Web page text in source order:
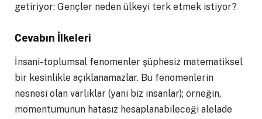
getiriyor: Gençler neden ülkeyi terk etmek istiyor?
Cevabın İlkeleri
İnsani-toplumsal fenomenler şüphesiz matematiksel
bir kesinlikle açıklanamazlar. Bu fenomenlerin
nesnesi olan varlıklar (yani biz insanlar); örneğin,
momentumunun hatasız hesaplanabileceği alelade